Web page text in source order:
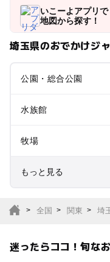
いこーよアプリで
地図から探す！
埼玉県のおでかけジ
公園・総合公園
水族館
牧場
もっと見る
全国 関東 埼
迷ったらココ！旬な